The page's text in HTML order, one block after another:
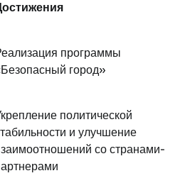
программы
город»
политической
и улучшение
со странами-